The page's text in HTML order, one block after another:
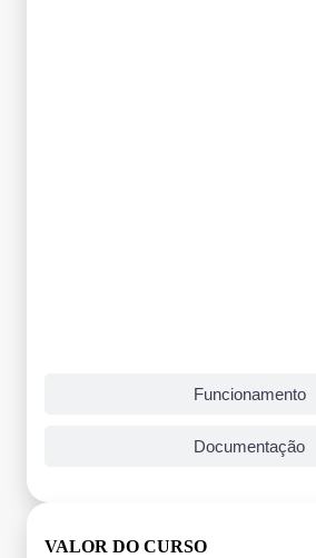
Funcionamento
Documentação
VALOR DO CURSO